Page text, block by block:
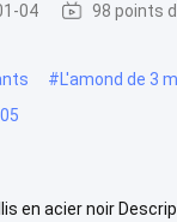
04 98 points
#L'amond de 3
en acier noir